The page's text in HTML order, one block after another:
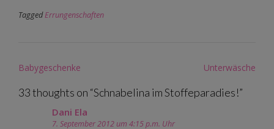
TaggedErrungenschaften
Post
Babygeschenke Unterwäsche
33 thoughts on “Schnabelina im Stoffeparadies!”
Dani Ela
7. September 2012 um 4:15 p.m. Uhr